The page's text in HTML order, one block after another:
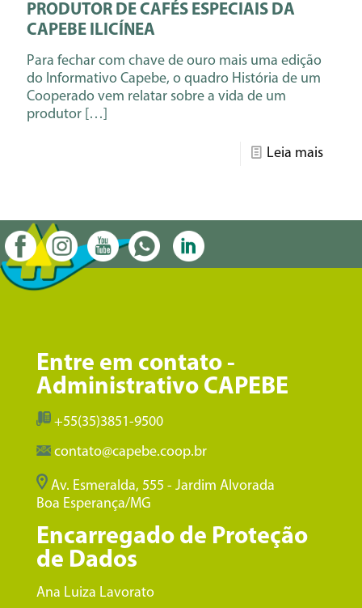
PRODUTOR DE CAFÉS ESPECIAIS DA
CAPEBE ILICÍNEA
Para fechar com chave de ouro mais uma edição
do Informativo Capebe, o quadro História de um
Cooperado vem relatar sobre a vida de um
produtor […]
Leia mais
Entre em contato -
Administrativo CAPEBE
+55(35)3851-9500
contato@capebe.coop.br
Av. Esmeralda, 555 - Jardim Alvorada
Boa Esperança/MG
Encarregado de Proteção
de Dados
Ana Luiza Lavorato